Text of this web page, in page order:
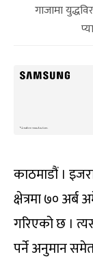
गाजामा
काठमाडौं ।
क्षेत्रमा ७०
गरिएको छ ।
पर्ने अनुमान